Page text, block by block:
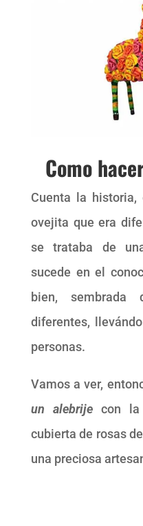
Como
Cuenta la
ovejita que era
se trataba de
sucede en el
bien,
diferentes,
personas.
Vamos a ver,
un alebrijecon la
cubierta de rosas
una preciosa